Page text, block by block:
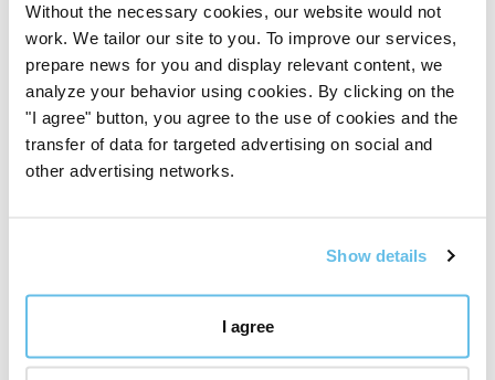
Without the necessary cookies, our website would not
work. We tailor our site to you. To improve our services,
prepare news for you and display relevant content, we
analyze your behavior using cookies. By clicking on the
"I agree" button, you agree to the use of cookies and the
transfer of data for targeted advertising on social and
other advertising networks.
Show details
I agree
Ricinus Communis Seed Oil
Cocos Nucifera Oil
Oryza Sativa Bran Wax
Simmondsia Chinensis Seed Oil
Prunus Amygdalus Dulcis Oil
Citrus Limon Peel Oil
Citrus Limon Peel Oil*